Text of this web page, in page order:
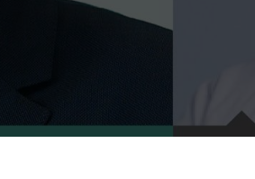
ouro SPP
Doenças Vasculares Pulmonares
Fisiopatologia Respiratória e DPOC
Reabilitação Respiratória